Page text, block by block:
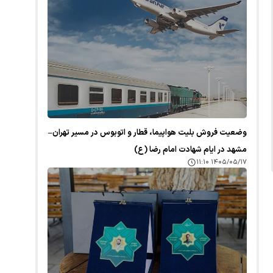
وضعیت فروش بلیت هواپیما، قطار و اتوبوس در مسیر تهران–
مشهد در ایام شهادت امام رضا (ع)
۱۴۰۵/۰۵/۱۷ ۱۱:۱۰